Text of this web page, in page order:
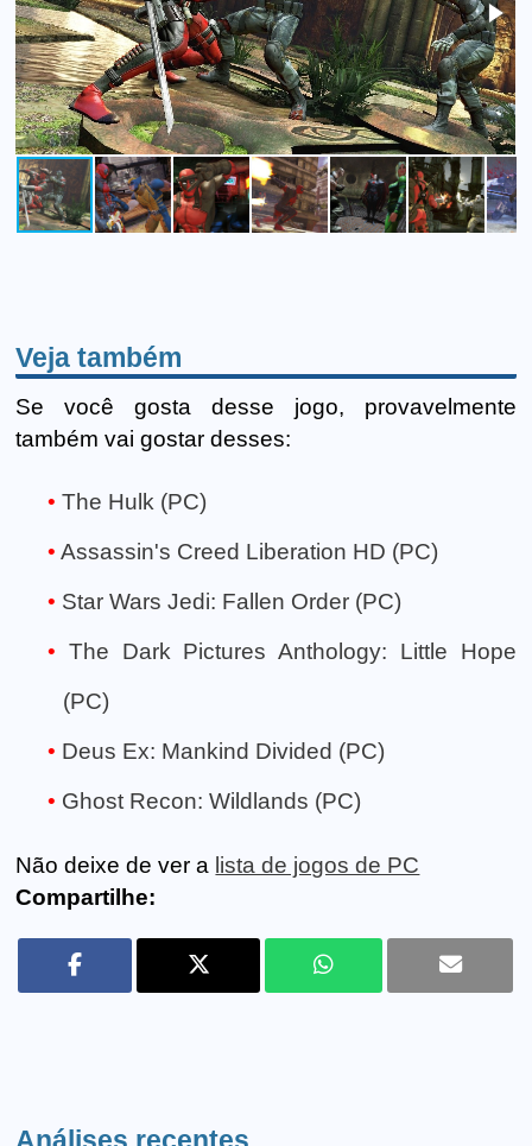
Veja também
Se você gosta desse jogo, provavelmente
também vai gostar desses:
The Hulk (PC)
Assassin's Creed Liberation HD (PC)
Star Wars Jedi: Fallen Order (PC)
The Dark Pictures Anthology: Little Hope
(PC)
Deus Ex: Mankind Divided (PC)
Ghost Recon: Wildlands (PC)
Não deixe de ver a lista de jogos de PC
Compartilhe: